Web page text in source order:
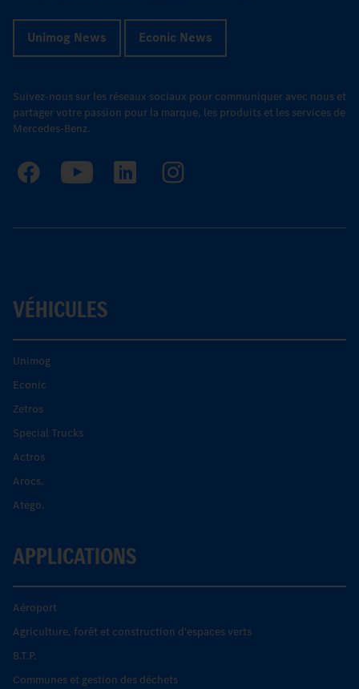
Unimog News Econic News
Suivez-nous sur les réseaux sociaux pour communiquer avec nous et
partager votre passion pour la marque, les produits et les services de
Mercedes-Benz.
VÉHICULES
Unimog
Econic
Zetros
Special Trucks
Actros
Arocs.
Atego.
APPLICATIONS
Aéroport
Agriculture, forêt et construction d'espaces verts
B.T.P.
Communes et gestion des déchets